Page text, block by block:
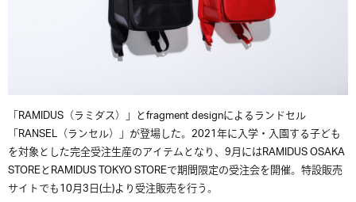
「RAMIDUS （ラミダス）」とfragment designによるランドセル
「RANSEL（ランセル） 」が登場した。2021年に入学・入園する子ども
を対象とした完全受注生産のアイテムとなり、9月にはRAMIDUS OSAKA
STOREとRAMIDUS TOKYO STOREで期間限定の受注会を開催。特設販売
サイトでも10月3日(土)より受注販売を行う。